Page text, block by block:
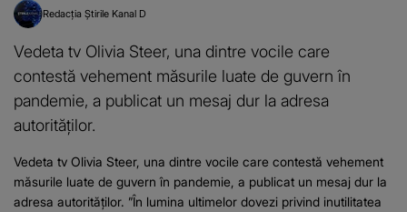
Redacția Știrile Kanal D
Vedeta tv Olivia Steer, una dintre vocile care
contestă vehement măsurile luate de guvern în
pandemie, a publicat un mesaj dur la adresa
autorităților.
Vedeta tv Olivia Steer, una dintre vocile care contestă vehement
măsurile luate de guvern în pandemie, a publicat un mesaj dur la
adresa autorităților. ”În lumina ultimelor dovezi privind inutilitatea